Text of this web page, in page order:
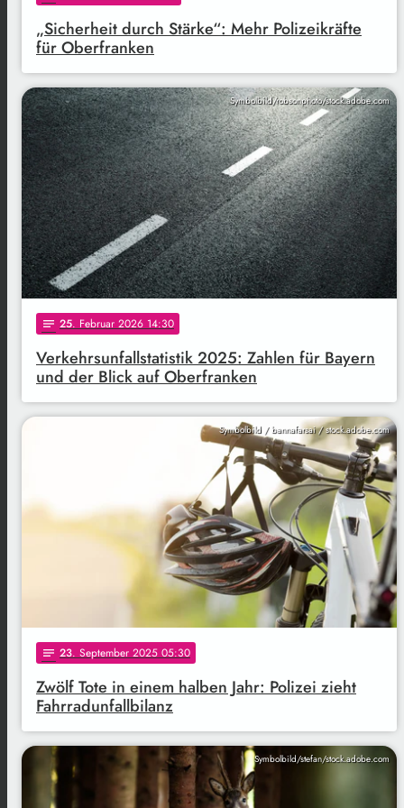
„Sicherheit durch Stärke“: Mehr Polizeikräfte
für Oberfranken
Symbolbild/robsonphoto/stock.adobe.com
notes 25. Februar 2026 14:30
Verkehrsunfallstatistik 2025: Zahlen für Bayern
und der Blick auf Oberfranken
Symbolbild / bannafarsai / stock.adobe.com
notes 23. September 2025 05:30
Zwölf Tote in einem halben Jahr: Polizei zieht
Fahrradunfallbilanz
Symbolbild/stefan/stock.adobe.com